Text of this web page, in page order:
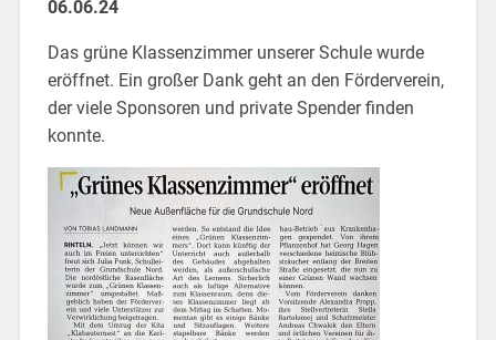
06.06.24
Das grüne Klassenzimmer unserer Schule wurde
eröffnet. Ein großer Dank geht an den Förderverein,
der viele Sponsoren und private Spender finden
konnte.